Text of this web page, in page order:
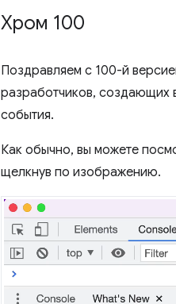
Хром 100
Поздравляем с 100-й
разработчиков, создающих
события.
Как обычно, вы можете
щелкнув по изображению.